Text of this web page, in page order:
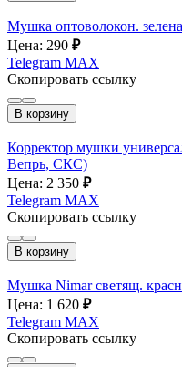
Мушка оптоволокон.
Цена: 290 ₽
Telegram MAX
Скопировать ссылку
В корзину
Корректор мушки
Вепрь, СКС)
Цена: 2 350 ₽
Telegram MAX
Скопировать ссылку
В корзину
Мушка Nimar светящ.
Цена: 1 620 ₽
Telegram MAX
Скопировать ссылку